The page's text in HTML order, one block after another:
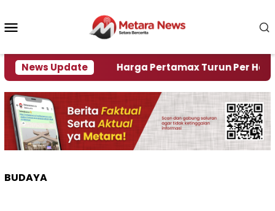
konten
News Update
Krisi Air Harga Pertamax Turun Per Hari Ini,
BUDAYA